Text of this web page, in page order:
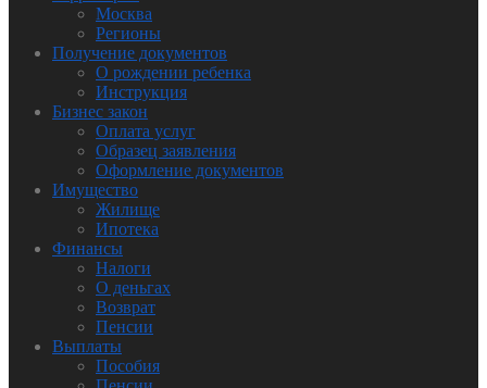
Москва
Регионы
Получение документов
О рождении ребенка
Инструкция
Бизнес закон
Оплата услуг
Образец заявления
Оформление документов
Имущество
Жилище
Ипотека
Финансы
Налоги
О деньгах
Возврат
Пенсии
Выплаты
Пособия